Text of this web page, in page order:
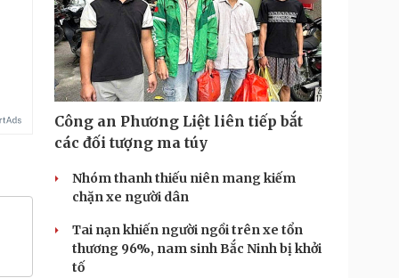
Công an Phương Liệt liên tiếp bắt
các đối tượng ma túy
Nhóm thanh thiếu niên mang kiếm
chặn xe người dân
Tai nạn khiến người ngồi trên xe tổn
thương 96%, nam sinh Bắc Ninh bị khởi
tố